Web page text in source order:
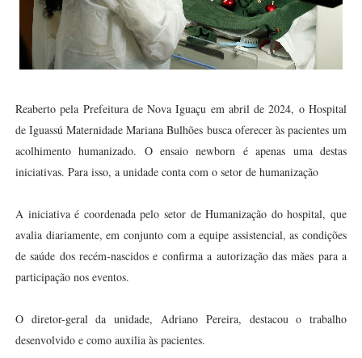
Reaberto pela Prefeitura de Nova Iguaçu em abril de 2024, o Hospital
de Iguassú Maternidade Mariana Bulhões busca oferecer às pacientes um
acolhimento humanizado. O ensaio newborn é apenas uma destas
iniciativas. Para isso, a unidade conta com o setor de humanização
A iniciativa é coordenada pelo setor de Humanização do hospital, que
avalia diariamente, em conjunto com a equipe assistencial, as condições
de saúde dos recém-nascidos e confirma a autorização das mães para a
participação nos eventos.
O diretor-geral da unidade, Adriano Pereira, destacou o trabalho
desenvolvido e como auxilia às pacientes.